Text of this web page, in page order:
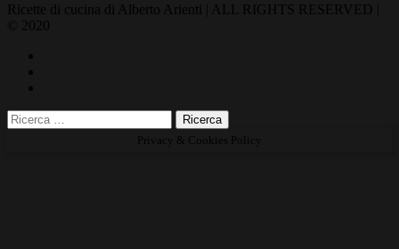
Ricette di cucina di Alberto Arienti | ALL RIGHTS RESERVED |
© 2020
Privacy & Cookies Policy